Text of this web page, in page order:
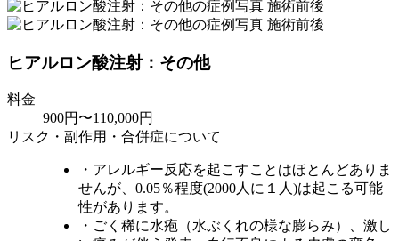
ヒアルロン酸注射：その他
料金
900円〜110,000円
リスク・副作用・合併症について
・アレルギー反応を起こすことはほとんどありま
せんが、0.05％程度(2000人に１人)は起こる可能
性があります。
・ごく稀に水疱（水ぶくれの様な膨らみ）、激し